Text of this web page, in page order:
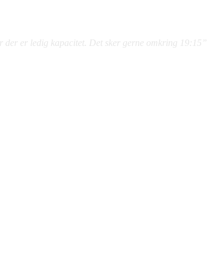
er ledig kapacitet. Det sker gerne omkring 19:15”